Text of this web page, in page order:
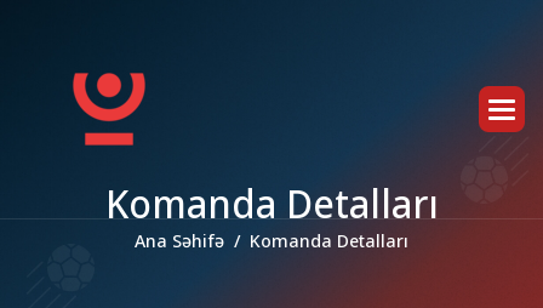
Komanda Detalları
Ana Səhifə Komanda Detalları